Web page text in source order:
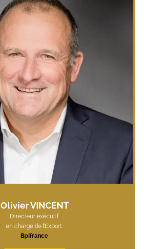
Olivier VINCENT
Directeur exécutif
en charge de l’Export
Bpifrance